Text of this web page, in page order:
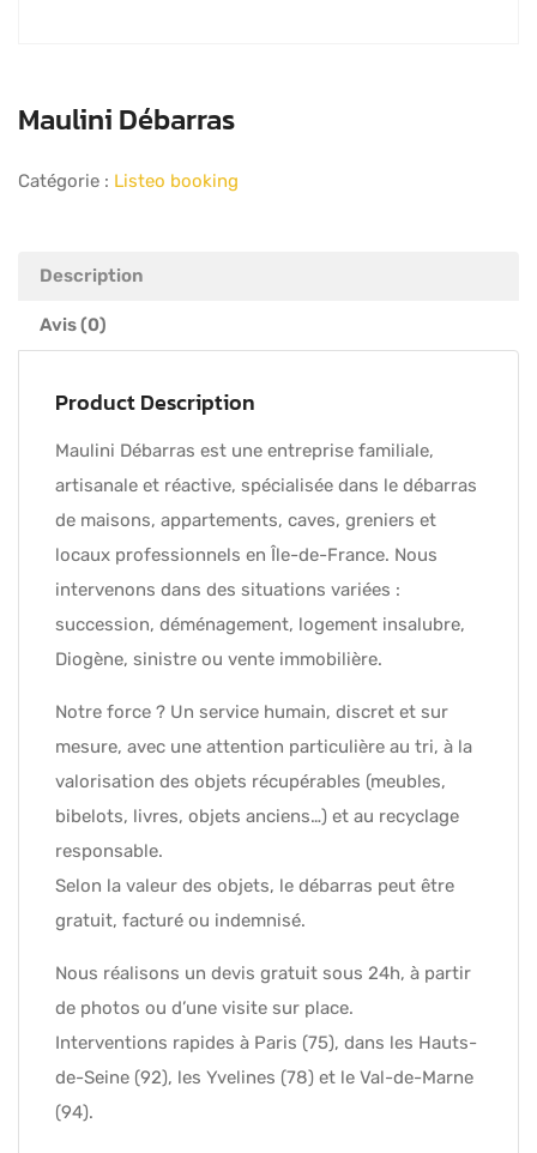
Maulini Débarras
Catégorie : Listeo booking
Description
Avis (0)
Product Description
Maulini Débarras est une entreprise familiale,
artisanale et réactive, spécialisée dans le débarras
de maisons, appartements, caves, greniers et
locaux professionnels en Île-de-France. Nous
intervenons dans des situations variées :
succession, déménagement, logement insalubre,
Diogène, sinistre ou vente immobilière.
Notre force ? Un service humain, discret et sur
mesure, avec une attention particulière au tri, à la
valorisation des objets récupérables (meubles,
bibelots, livres, objets anciens…) et au recyclage
responsable.
Selon la valeur des objets, le débarras peut être
gratuit, facturé ou indemnisé.
Nous réalisons un devis gratuit sous 24h, à partir
de photos ou d’une visite sur place.
Interventions rapides à Paris (75), dans les Hauts-
de-Seine (92), les Yvelines (78) et le Val-de-Marne
(94).